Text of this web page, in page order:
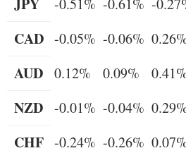
-0.51% -0.61% -
CAD -0.05% -0.06%
AUD 0.12% 0.09%
NZD -0.01% -0.04%
CHF -0.24% -0.26%